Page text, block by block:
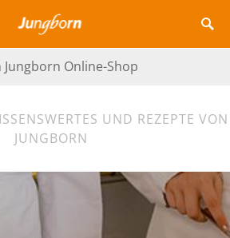
Jungborn Online-Shop
UND REZEPTE VON
JUNGBORN